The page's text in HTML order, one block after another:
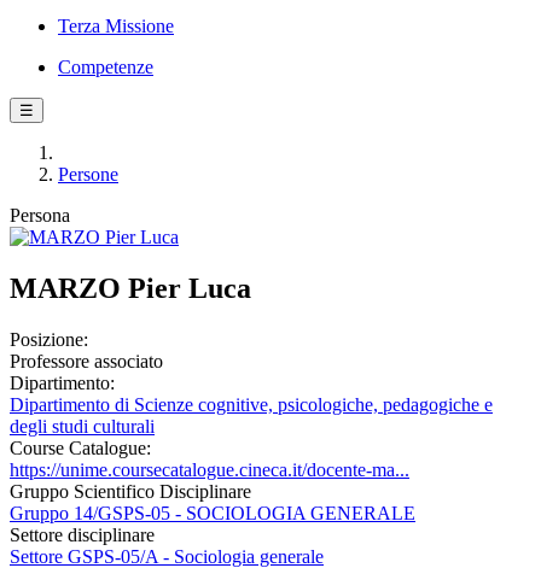
Terza Missione
Competenze
☰
Persone
Persona
MARZO Pier Luca
Posizione:
Professore associato
Dipartimento:
Dipartimento di Scienze cognitive, psicologiche, pedagogiche e
degli studi culturali
Course Catalogue:
https://unime.coursecatalogue.cineca.it/docente-ma...
Gruppo Scientifico Disciplinare
Gruppo 14/GSPS-05 - SOCIOLOGIA GENERALE
Settore disciplinare
Settore GSPS-05/A - Sociologia generale